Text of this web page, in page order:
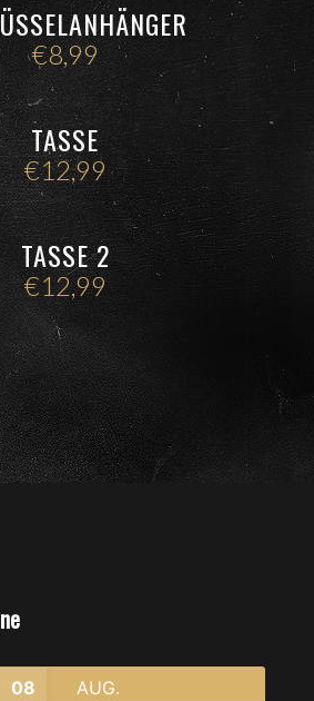
€8,99
TASSE
€12,99
TASSE 2
€12,99
08 AUG.